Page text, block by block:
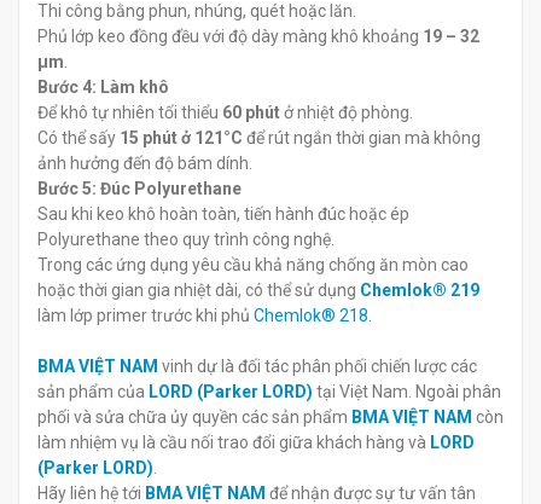
Thi công bằng phun, nhúng, quét hoặc lăn.
Phủ lớp keo đồng đều với độ dày màng khô khoảng 19 – 32
µm
Bước 4: Làm khô
Để khô tự nhiên tối thiểu 60 phútở nhiệt độ phòng.
Có thể sấy 15 phút ở 121°C để rút ngắn thời gian mà không
ảnh hưởng đến độ bám dính.
Bước 5: Đúc Polyurethane
Sau khi keo khô hoàn toàn, tiến hành đúc hoặc ép
Polyurethane theo quy trình công nghệ.
Trong các ứng dụng yêu cầu khả năng chống ăn mòn cao
hoặc thời gian gia nhiệt dài, có thể sử dụng Chemlok® 219
làm lớp primer trước khi phủ Chemlok® 218.
BMA VIỆT NAM vinh dự là đối tác phân phối chiến lược các
sản phẩm của LORD (Parker LORD) tại Việt Nam. Ngoài phân
phối và sửa chữa ủy quyền các sản phẩm BMA VIỆT NAM còn
làm nhiệm vụ là cầu nối trao đổi giữa khách hàng và LORD
(Parker LORD)
Hãy liên hệ tới BMA VIỆT NAM để nhận được sự tư vấn tân